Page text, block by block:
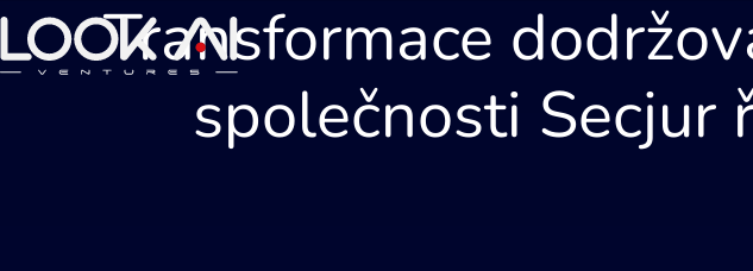
Transformace
společnosti Secjur